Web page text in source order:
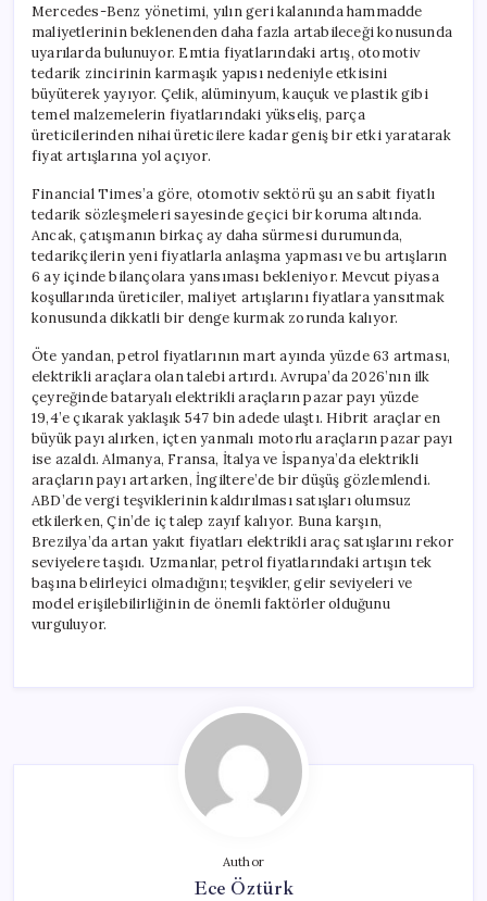
Mercedes-Benz yönetimi, yılın geri kalanında hammadde
maliyetlerinin beklenenden daha fazla artabileceği konusunda
uyarılarda bulunuyor. Emtia fiyatlarındaki artış, otomotiv
tedarik zincirinin karmaşık yapısı nedeniyle etkisini
büyüterek yayıyor. Çelik, alüminyum, kauçuk ve plastik gibi
temel malzemelerin fiyatlarındaki yükseliş, parça
üreticilerinden nihai üreticilere kadar geniş bir etki yaratarak
fiyat artışlarına yol açıyor.
Financial Times’a göre, otomotiv sektörü şu an sabit fiyatlı
tedarik sözleşmeleri sayesinde geçici bir koruma altında.
Ancak, çatışmanın birkaç ay daha sürmesi durumunda,
tedarikçilerin yeni fiyatlarla anlaşma yapması ve bu artışların
6 ay içinde bilançolara yansıması bekleniyor. Mevcut piyasa
koşullarında üreticiler, maliyet artışlarını fiyatlara yansıtmak
konusunda dikkatli bir denge kurmak zorunda kalıyor.
Öte yandan, petrol fiyatlarının mart ayında yüzde 63 artması,
elektrikli araçlara olan talebi artırdı. Avrupa’da 2026’nın ilk
çeyreğinde bataryalı elektrikli araçların pazar payı yüzde
19,4’e çıkarak yaklaşık 547 bin adede ulaştı. Hibrit araçlar en
büyük payı alırken, içten yanmalı motorlu araçların pazar payı
ise azaldı. Almanya, Fransa, İtalya ve İspanya’da elektrikli
araçların payı artarken, İngiltere’de bir düşüş gözlemlendi.
ABD’de vergi teşviklerinin kaldırılması satışları olumsuz
etkilerken, Çin’de iç talep zayıf kalıyor. Buna karşın,
Brezilya’da artan yakıt fiyatları elektrikli araç satışlarını rekor
seviyelere taşıdı. Uzmanlar, petrol fiyatlarındaki artışın tek
başına belirleyici olmadığını; teşvikler, gelir seviyeleri ve
model erişilebilirliğinin de önemli faktörler olduğunu
vurguluyor.
Author
Ece Öztürk